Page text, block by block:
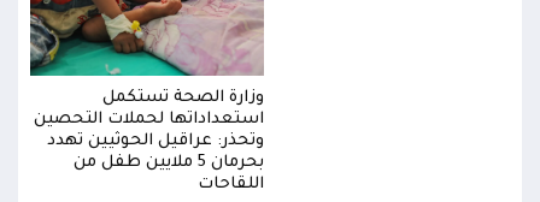
وزارة الصحة تستكمل
استعداداتها لحملات التحصين
وتحذر: عراقيل الحوثيين تهدد
بحرمان 5 ملايين طفل من
اللقاحات